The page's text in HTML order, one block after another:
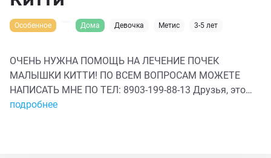
Особенное Дома Девочка Метис 3-5 лет
ОЧЕНЬ НУЖНА ПОМОЩЬ НА ЛЕЧЕНИЕ ПОЧЕК
МАЛЫШКИ КИТТИ! ПО ВСЕМ ВОПРОСАМ МОЖЕТЕ
НАПИСАТЬ МНЕ ПО ТЕЛ: 8903-199-88-13 Друзья, это
малышка Китти! Ей не больше 2-х лет, но она уже
подробнее